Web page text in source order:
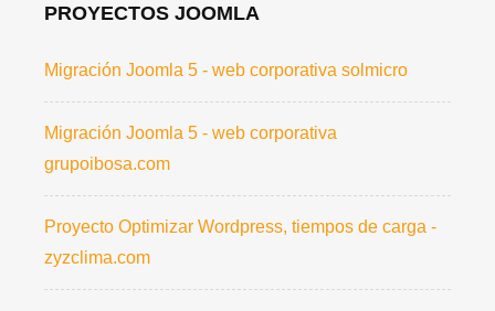
PROYECTOS JOOMLA
Migración Joomla 5 - web corporativa solmicro
Migración Joomla 5 - web corporativa
grupoibosa.com
Proyecto Optimizar Wordpress, tiempos de carga -
zyzclima.com